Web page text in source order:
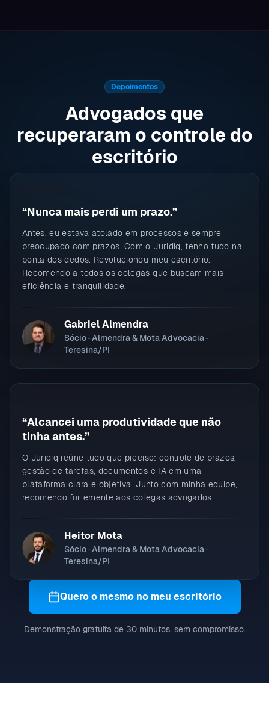
Depoimentos
Advogados que
recuperaram o controle do
escritório
“Nunca mais perdi um prazo.”
Antes, eu estava atolado em processos e sempre
preocupado com prazos. Com o Juridiq, tenho tudo na
ponta dos dedos. Revolucionou meu escritório.
Recomendo a todos os colegas que buscam mais
eficiência e tranquilidade.
Gabriel Almendra
Sócio · Almendra & Mota Advocacia ·
Teresina/PI
“Alcancei uma produtividade que não
tinha antes.”
O Juridiq reúne tudo que preciso: controle de prazos,
gestão de tarefas, documentos e IA em uma
plataforma clara e objetiva. Junto com minha equipe,
recomendo fortemente aos colegas advogados.
Heitor Mota
Sócio · Almendra & Mota Advocacia ·
Teresina/PI
Quero o mesmo no meu escritório
Demonstração gratuita de 30 minutos, sem compromisso.